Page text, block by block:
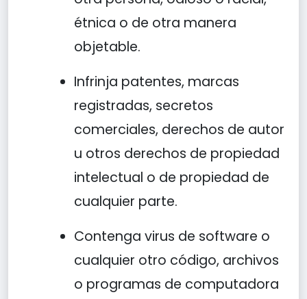
étnica o de otra manera
objetable.
Infrinja patentes, marcas
registradas, secretos
comerciales, derechos de autor
u otros derechos de propiedad
intelectual o de propiedad de
cualquier parte.
Contenga virus de software o
cualquier otro código, archivos
o programas de computadora